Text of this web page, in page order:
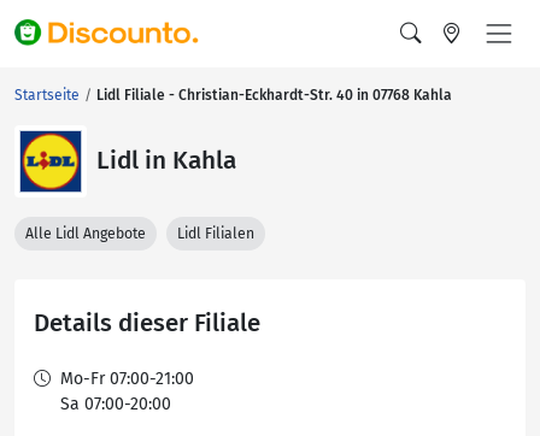
Startseite Lidl Filiale - Christian-Eckhardt-Str. 40 in 07768 Kahla
Lidl in Kahla
Alle Lidl Angebote Lidl Filialen
Details dieser Filiale
Mo-Fr 07:00-21:00
Sa 07:00-20:00